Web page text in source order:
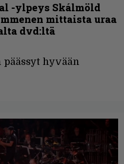
-ylpeys Skálmöld
mittaista uraa
dvd:ltä
hyvään